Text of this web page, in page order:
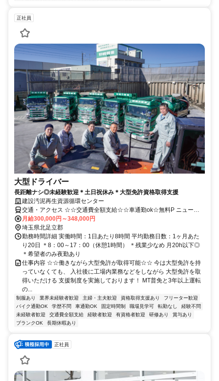
正社員
大型ドライバー
長距離ナシ◎未経験歓迎＊土日祝休み＊大型免許資格取得支援
建設汚泥再生資源循環センター
交通・アクセス ☆☆交通費全額支給☆☆車通勤ok☆無料P ニューシ
ャトル丸山駅より徒歩13分、湘南新宿ライン(宇都宮・横須賀線)蓮田
駅より車9分
月給300,000円～348,000円
埼玉県北足立郡
勤務時間詳細 実働時間：1日あたり8時間 平均勤務日数：1ヶ月あた
り20日 ＊8：00～17：00（休憩1時間） ＊残業少なめ 月20h以下◎
＊希望者のみ夜勤あり
仕事内容 ☆☆働きながら大型免許が取得可能☆☆ 今は大型免許を持
っていなくても、 入社後に工場内業務などをしながら 大型免許を取
得いただける 支援制度を実施しております！ MT普免と3年以上運転
の...
制服あり 業界未経験者歓迎 主婦・主夫歓迎 資格取得支援あり
フリーター歓迎
バイク通勤OK
学歴不問 車通勤OK 固定時間制 職場見学可 転勤なし
経験不問
未経験者歓迎
交通費全額支給 経験者歓迎 有資格者歓迎 研修あり
賞与あり
ブランクOK
長期休暇あり
正社員